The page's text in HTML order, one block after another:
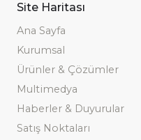
Site Haritası
Ana Sayfa
Kurumsal
Ürünler & Çözümler
Multimedya
Haberler & Duyurular
Satış Noktaları